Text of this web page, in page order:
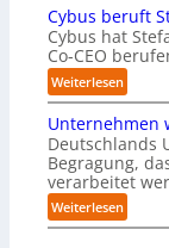
u
f
d
i
e
m
p
l
e
m
e
-
K
o
m
m
i
s
s
i
o
n
Cybus beruft
Cybus hat
Co-CEO
Weiterlesen:
C
y
b
u
s
e
Unternehmen
Deutschlands
Begragung,
verarbeitet
Weiterlesen:
U